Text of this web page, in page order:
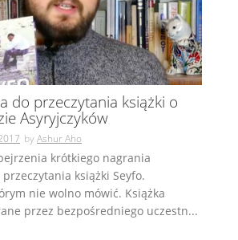
do przeczytania książki o
Asyryjczyków
byAshur Aho
krótkiego nagrania
książki Seyfo.
nie wolno mówić. Książka
przez bezpośredniego uczestn...